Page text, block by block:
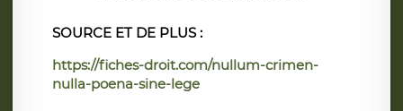
SOURCE ET DE PLUS :
https://fiches-droit.com/nullum-crimen-
nulla-poena-sine-lege